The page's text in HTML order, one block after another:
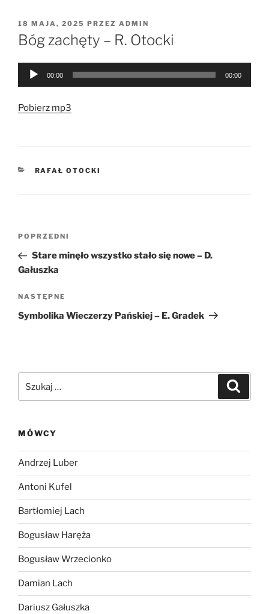
OPUBLIKOWANE
W
18 MAJA, 2025 PRZEZ ADMIN
Bóg zachęty – R. Otocki
Odtwarzacz
00:00 00:00
Pobierz mp3
KATEGORIE
RAFAŁ OTOCKI
Nawigacja
Poprzedni
wpis
POPRZEDNI
Stare minęło wszystko stało się nowe – D.
Gałuszka
Następny
wpis
NASTĘPNE
Symbolika Wieczerzy Pańskiej – E. Gradek
MÓWCY
Andrzej Luber
Antoni Kufel
Bartłomiej Lach
Bogusław Haręża
Bogusław Wrzecionko
Damian Lach
Dariusz Gałuszka